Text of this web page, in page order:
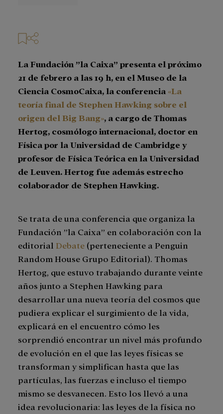
La Fundación ”la Caixa” presenta el próximo
21 de febrero a las 19 h, en el Museo de la
Ciencia CosmoCaixa, la conferencia «La
teoría final de Stephen Hawking sobre el
origen del Big Bang», a cargo de Thomas
Hertog, cosmólogo internacional, doctor en
Física por la Universidad de Cambridge y
profesor de Física Teórica en la Universidad
de Leuven. Hertog fue además estrecho
colaborador de Stephen Hawking.
Se trata de una conferencia que organiza la
Fundación ”la Caixa” en colaboración con la
editorial Debate (perteneciente a Penguin
Random House Grupo Editorial). Thomas
Hertog, que estuvo trabajando durante veinte
años junto a Stephen Hawking para
desarrollar una nueva teoría del cosmos que
pudiera explicar el surgimiento de la vida,
explicará en el encuentro cómo les
sorprendió encontrar un nivel más profundo
de evolución en el que las leyes físicas se
transforman y simplifican hasta que las
partículas, las fuerzas e incluso el tiempo
mismo se desvanecen. Esto los llevó a una
idea revolucionaria: las leyes de la física no